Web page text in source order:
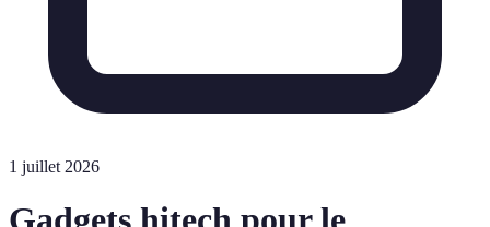
1 juillet 2026